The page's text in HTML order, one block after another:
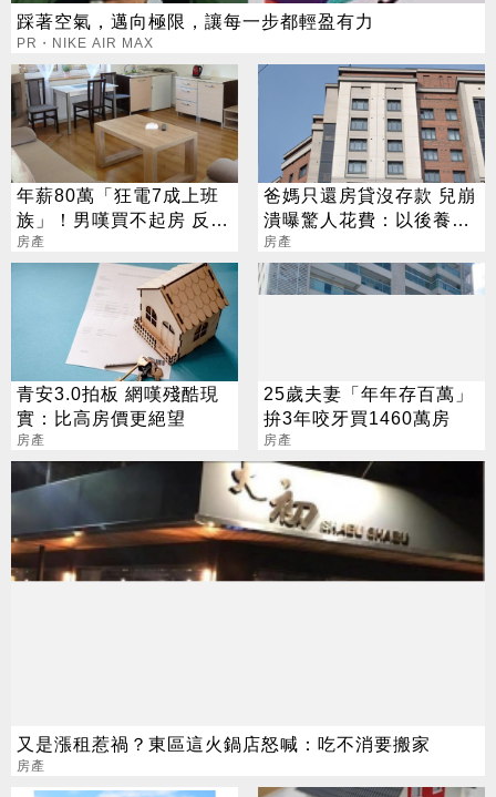
踩著空氣，邁向極限，讓每一步都輕盈有力
PR・NIKE AIR MAX
年薪80萬「狂電7成上班
族」！男嘆買不起房 反遭
網噴爆
房產
爸媽只還房貸沒存款 兒崩
潰曝驚人花費：以後養不
起
房產
青安3.0拍板 網嘆殘酷現
實：比高房價更絕望
房產
25歲夫妻「年年存百萬」
拚3年咬牙買1460萬房
房產
又是漲租惹禍？東區這火鍋店怒喊：吃不消要搬家
房產